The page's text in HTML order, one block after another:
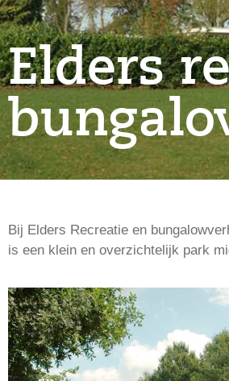
Elders
Bij Elders Recreatie en
is een klein en overzichtelijk park